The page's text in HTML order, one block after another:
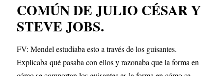
COMÚN DE JULIO CÉSAR Y
STEVE JOBS.
FV: Mendel estudiaba esto a través de los guisantes.
Explicaba qué pasaba con ellos y razonaba que la forma en